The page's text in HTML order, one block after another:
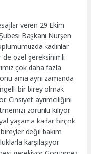
veren 29 Ekim
Başkanı Nurşen
kadınlar
de özel gereksinimli
çok daha fazla
ama aynı zamanda
bir birey olmak
Cinsiyet ayrımcılığını
zorunlu kılıyor.
yaşama kadar birçok
değil bakım
karşılaşıyor.